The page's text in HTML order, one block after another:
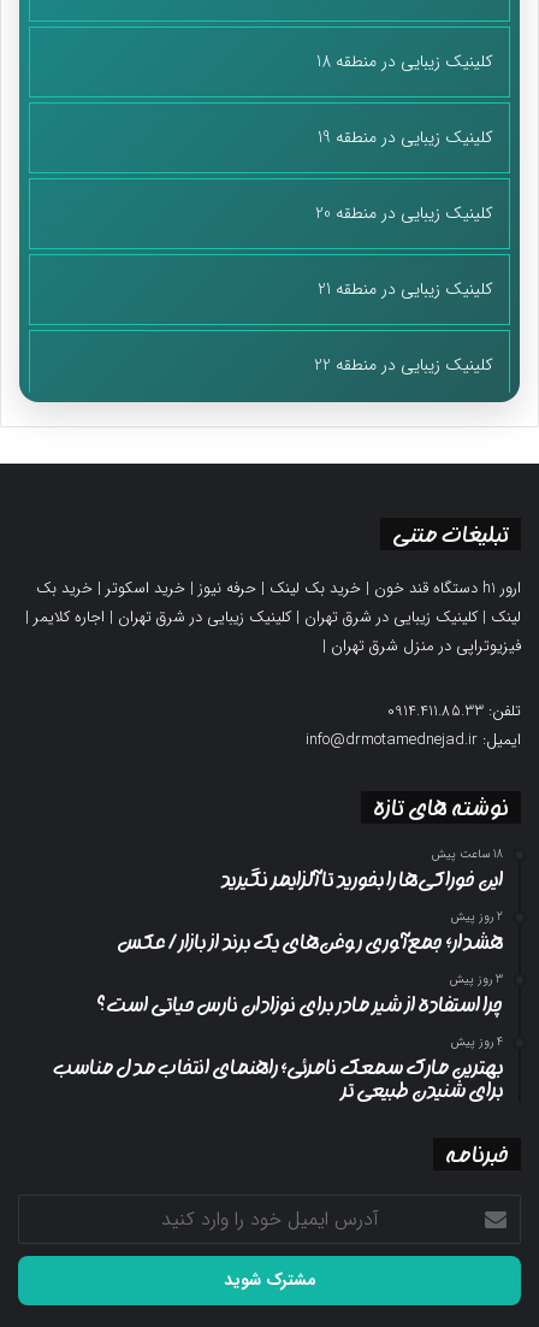
کلینیک زیبایی در منطقه 18
کلینیک زیبایی در منطقه 19
کلینیک زیبایی در منطقه 20
کلینیک زیبایی در منطقه 21
کلینیک زیبایی در منطقه 22
تبلیغات متنی
ارور h1 دستگاه قند خون | خرید بک لینک | حرفه نیوز | خرید اسکوتر | خرید بک
لینک |کلینیک زیبایی در شرق تهران |کلینیک زیبایی در شرق تهران | اجاره کلایمر |
فیزیوتراپی در منزل شرق تهران |
تلفن: 0914.411.85.33
ایمیل: info@drmotamednejad.ir
نوشته های تازه
18 ساعت پیش
این خوراکی‌ها را بخورید تا آلزایمر نگیرید
2 روز پیش
هشدار؛ جمع‌آوری روغن‌های یک برند از بازار/ عکس
3 روز پیش
چرا استفاده از شیر مادر برای نوزادان نارس حیاتی است؟
4 روز پیش
بهترین مارک سمعک نامرئی؛ راهنمای انتخاب مدل مناسب
برای شنیدن طبیعی تر
خبرنامه
آدرس
ایمیل
خود
وارد